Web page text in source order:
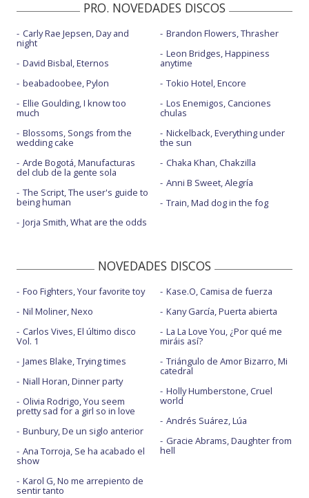
PRO. NOVEDADES DISCOS
Carly Rae Jepsen, Day and
night
David Bisbal, Eternos
beabadoobee, Pylon
Ellie Goulding, I know too
much
Blossoms, Songs from the
wedding cake
Arde Bogotá, Manufacturas
del club de la gente sola
The Script, The user's guide to
being human
Jorja Smith, What are the odds
Brandon Flowers, Thrasher
Leon Bridges, Happiness
anytime
Tokio Hotel, Encore
Los Enemigos, Canciones
chulas
Nickelback, Everything under
the sun
Chaka Khan, Chakzilla
Anni B Sweet, Alegría
Train, Mad dog in the fog
NOVEDADES DISCOS
Foo Fighters, Your favorite toy
Nil Moliner, Nexo
Carlos Vives, El último disco
Vol. 1
James Blake, Trying times
Niall Horan, Dinner party
Olivia Rodrigo, You seem
pretty sad for a girl so in love
Bunbury, De un siglo anterior
Ana Torroja, Se ha acabado el
show
Karol G, No me arrepiento de
sentir tanto
Kase.O, Camisa de fuerza
Kany García, Puerta abierta
La La Love You, ¿Por qué me
miráis así?
Triángulo de Amor Bizarro, Mi
catedral
Holly Humberstone, Cruel
world
Andrés Suárez, Lúa
Gracie Abrams, Daughter from
hell